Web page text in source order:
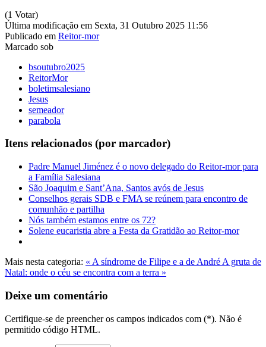
(1 Votar)
Última modificação em Sexta, 31 Outubro 2025 11:56
Publicado em Reitor-mor
Marcado sob
bsoutubro2025
ReitorMor
boletimsalesiano
Jesus
semeador
parabola
Itens relacionados (por marcador)
Padre Manuel Jiménez é o novo delegado do Reitor-mor para
a Família Salesiana
São Joaquim e Sant’Ana, Santos avós de Jesus
Conselhos gerais SDB e FMA se reúnem para encontro de
comunhão e partilha
Nós também estamos entre os 72?
Solene eucaristia abre a Festa da Gratidão ao Reitor-mor
Mais nesta categoria: « A síndrome de Filipe e a de André A gruta de
Natal: onde o céu se encontra com a terra »
Deixe um comentário
Certifique-se de preencher os campos indicados com (*). Não é
permitido código HTML.